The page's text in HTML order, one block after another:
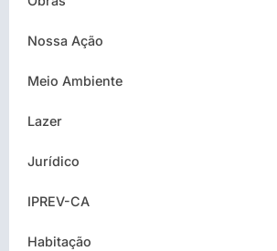
Nossa Ação
Meio Ambiente
Lazer
Jurídico
IPREV-CA
Habitação